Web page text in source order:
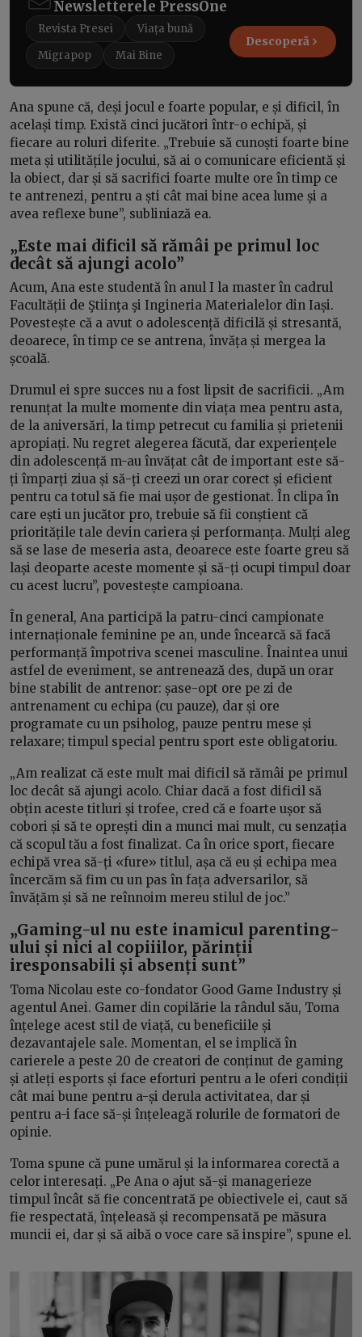
Newsletterele PressOne
Revista Presei
Viața bună
Migrapop
Mai Bine
Descoperă
Ana spune că, deși jocul e foarte popular, e și dificil, în
același timp. Există cinci jucători într-o echipă, și
fiecare au roluri diferite. „Trebuie să cunoști foarte bine
meta și utilitățile jocului, să ai o comunicare eficientă și
la obiect, dar și să sacrifici foarte multe ore în timp ce
te antrenezi, pentru a ști cât mai bine acea lume și a
avea reflexe bune”, subliniază ea.
„Este mai dificil să rămâi pe primul loc
decât să ajungi acolo”
Acum, Ana este studentă în anul I la master în cadrul
Facultății de Ştiinţa şi Ingineria Materialelor din Iași.
Povestește că a avut o adolescență dificilă și stresantă,
deoarece, în timp ce se antrena, învăța și mergea la
școală.
Drumul ei spre succes nu a fost lipsit de sacrificii. „Am
renunțat la multe momente din viața mea pentru asta,
de la aniversări, la timp petrecut cu familia și prietenii
apropiați. Nu regret alegerea făcută, dar experiențele
din adolescență m-au învățat cât de important este să-
ți împarți ziua și să-ți creezi un orar corect și eficient
pentru ca totul să fie mai ușor de gestionat. În clipa în
care ești un jucător pro, trebuie să fii conștient că
prioritățile tale devin cariera și performanța. Mulți aleg
să se lase de meseria asta, deoarece este foarte greu să
lași deoparte aceste momente și să-ți ocupi timpul doar
cu acest lucru”, povestește campioana.
În general, Ana participă la patru-cinci campionate
internaționale feminine pe an, unde încearcă să facă
performanță împotriva scenei masculine. Înaintea unui
astfel de eveniment, se antrenează des, după un orar
bine stabilit de antrenor: șase-opt ore pe zi de
antrenament cu echipa (cu pauze), dar și ore
programate cu un psiholog, pauze pentru mese și
relaxare; timpul special pentru sport este obligatoriu.
„Am realizat că este mult mai dificil să rămâi pe primul
loc decât să ajungi acolo. Chiar dacă a fost dificil să
obțin aceste titluri și trofee, cred că e foarte ușor să
cobori și să te oprești din a munci mai mult, cu senzația
că scopul tău a fost finalizat. Ca în orice sport, fiecare
echipă vrea să-ți «fure» titlul, așa că eu și echipa mea
încercăm să fim cu un pas în fața adversarilor, să
învățăm și să ne reînnoim mereu stilul de joc.”
„Gaming-ul nu este inamicul parenting-
ului și nici al copiiilor, părinții
iresponsabili și absenți sunt”
Toma Nicolau este co-fondator Good Game Industry și
agentul Anei. Gamer din copilărie la rândul său, Toma
înțelege acest stil de viață, cu beneficiile și
dezavantajele sale. Momentan, el se implică în
carierele a peste 20 de creatori de conținut de gaming
și atleți esports și face eforturi pentru a le oferi condiții
cât mai bune pentru a-și derula activitatea, dar și
pentru a-i face să-și înțeleagă rolurile de formatori de
opinie.
Toma spune că pune umărul și la informarea corectă a
celor interesați. „Pe Ana o ajut să-și managerieze
timpul încât să fie concentrată pe obiectivele ei, caut să
fie respectată, înțeleasă și recompensată pe măsura
muncii ei, dar și să aibă o voce care să inspire”, spune el.